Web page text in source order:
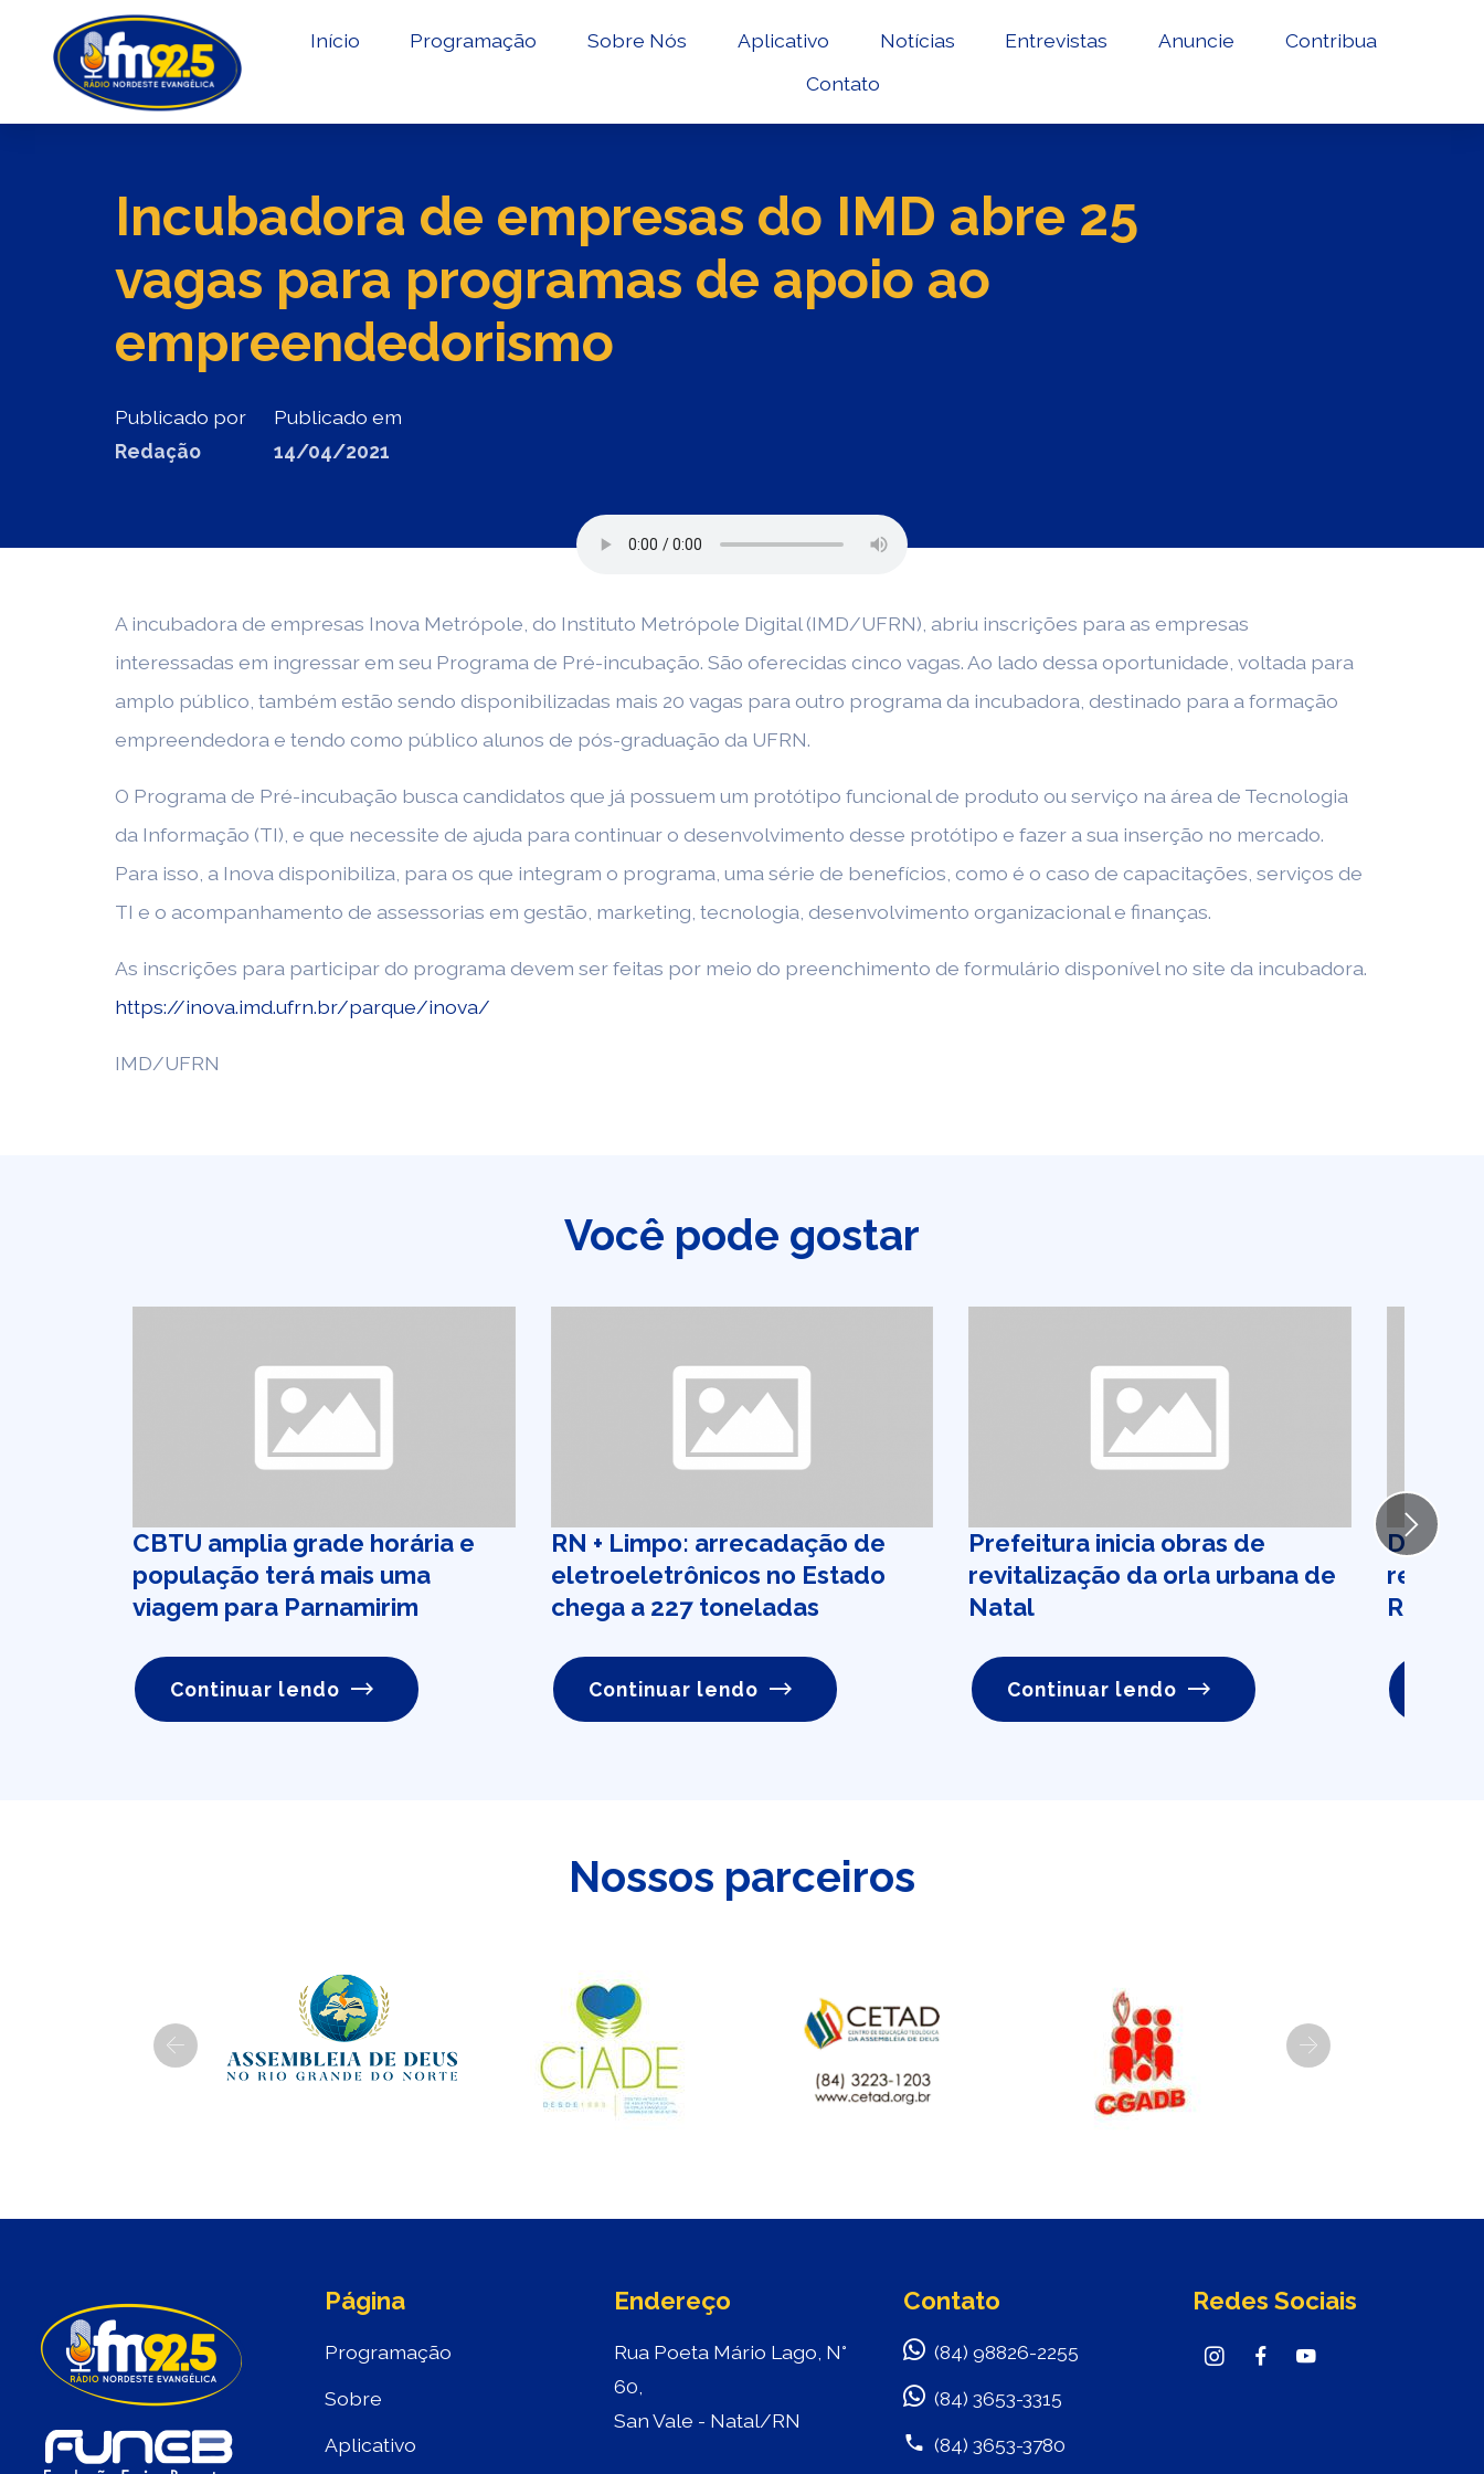
Início Programação Sobre Nós Aplicativo Notícias Entrevistas Anuncie
Contribua
Contato
Incubadora de empresas do IMD abre 25
vagas para programas de apoio ao
empreendedorismo
Publicado por
Redação
Publicado em
14/04/2021
A incubadora de empresas Inova Metrópole, do Instituto Metrópole Digital (IMD/UFRN), abriu inscrições para as empresas
interessadas em ingressar em seu Programa de Pré-incubação. São oferecidas cinco vagas. Ao lado dessa oportunidade, voltada para
amplo público, também estão sendo disponibilizadas mais 20 vagas para outro programa da incubadora, destinado para a formação
empreendedora e tendo como público alunos de pós-graduação da UFRN.
O Programa de Pré-incubação busca candidatos que já possuem um protótipo funcional de produto ou serviço na área de Tecnologia
da Informação (TI), e que necessite de ajuda para continuar o desenvolvimento desse protótipo e fazer a sua inserção no mercado.
Para isso, a Inova disponibiliza, para os que integram o programa, uma série de benefícios, como é o caso de capacitações, serviços de
TI e o acompanhamento de assessorias em gestão, marketing, tecnologia, desenvolvimento organizacional e finanças.
As inscrições para participar do programa devem ser feitas por meio do preenchimento de formulário disponível no site da incubadora.
https://inova.imd.ufrn.br/parque/inova/
IMD/UFRN
Você pode gostar
CBTU amplia grade horária e
população terá mais uma
viagem para Parnamirim
Continuar lendo
RN + Limpo: arrecadação de
eletroeletrônicos no Estado
chega a 227 toneladas
Continuar lendo
Prefeitura inicia obras de
revitalização da orla urbana de
Natal
Continuar lendo
DER
reforça
RN-118
Next
Nossos parceiros
Previous Next
Página
Programação
Sobre
Aplicativo
Endereço
Rua Poeta Mário Lago, N°
60,
San Vale - Natal/RN
Contato
(84) 98826-2255
(84) 3653-3315
(84) 3653-3780
Redes Sociais